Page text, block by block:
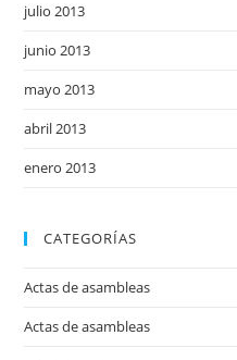
julio 2013
junio 2013
mayo 2013
abril 2013
enero 2013
CATEGORÍAS
Actas de asambleas
Actas de asambleas